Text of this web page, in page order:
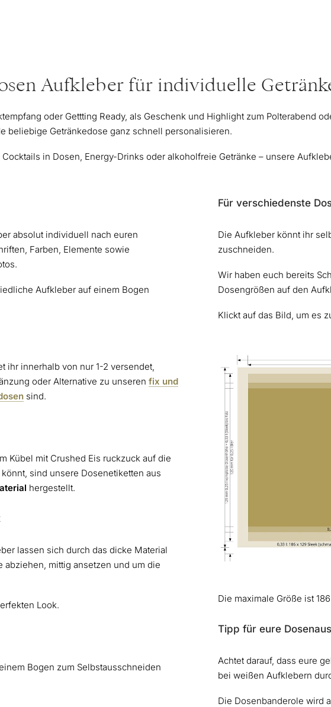
Aufkleber für individuelle
oder Gettting Ready, als Geschenk und Highlight zum Polterabend
beliebige Getränkedose ganz schnell personalisieren.
in Dosen, Energy-Drinks oder alkoholfreie Getränke – unsere
absolut individuell nach euren
Farben, Elemente sowie
Aufkleber auf einem Bogen
ihr innerhalb von nur 1-2 versendet,
oder Alternative zu unseren fix und
sind.
Kübel mit Crushed Eis ruckzuck auf die
sind unsere Dosenetiketten aus
hergestellt.
lassen sich durch das dicke Material
abziehen, mittig ansetzen und um die
Look.
Bogen zum Selbstausschneiden
Für verschiedenste
Die Aufkleber könnt ihr
zuschneiden.
Wir haben euch bereits
Dosengrößen auf den
Klickt auf das Bild, um es
Die maximale Größe ist
Tipp für eure
Achtet darauf, dass eure
bei weißen Aufklebern
Die Dosenbanderole wird